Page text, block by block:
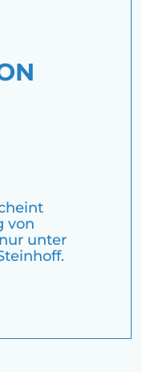
von
unter